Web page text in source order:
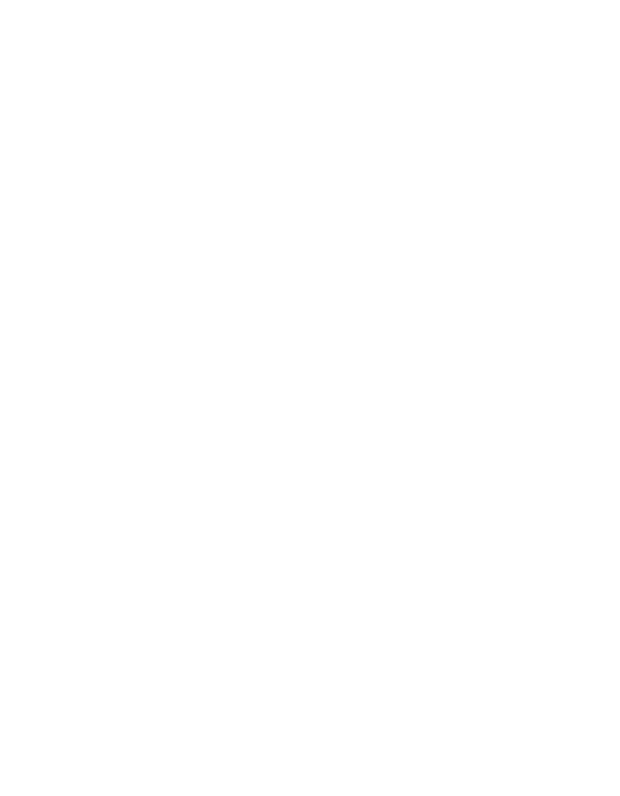
数内に発送してい